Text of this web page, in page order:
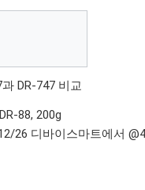
DR-747 비교
88, 200g
26 디바이스마트에서